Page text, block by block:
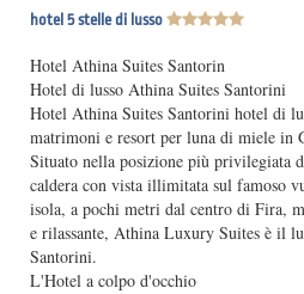
hotel 5 stelle di lusso
Hotel Athina Suites Santorin
Hotel di lusso Athina Suites Santorini
Hotel Athina Suites Santorini hotel di
matrimoni e resort per luna di miele in
Situato nella posizione più privilegiata
caldera con vista illimitata sul famoso
isola, a pochi metri dal centro di Fira,
e rilassante, Athina Luxury Suites è il
Santorini.
L'Hotel a colpo d'occhio